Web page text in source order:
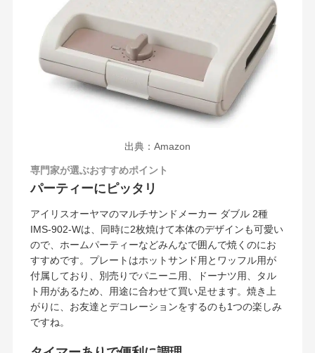
出典：Amazon
専門家が選ぶおすすめポイント
パーティーにピッタリ
アイリスオーヤマのマルチサンドメーカー ダブル 2種
IMS-902-Wは、同時に2枚焼けて本体のデザインも可愛い
ので、ホームパーティーなどみんなで囲んで焼くのにお
すすめです。プレートはホットサンド用とワッフル用が
付属しており、別売りでパニーニ用、ドーナツ用、タル
ト用があるため、用途に合わせて買い足せます。焼き上
がりに、お友達とデコレーションをするのも1つの楽しみ
ですね。